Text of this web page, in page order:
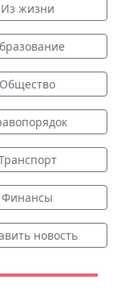
Из жизни
Общество
Финансы
новость